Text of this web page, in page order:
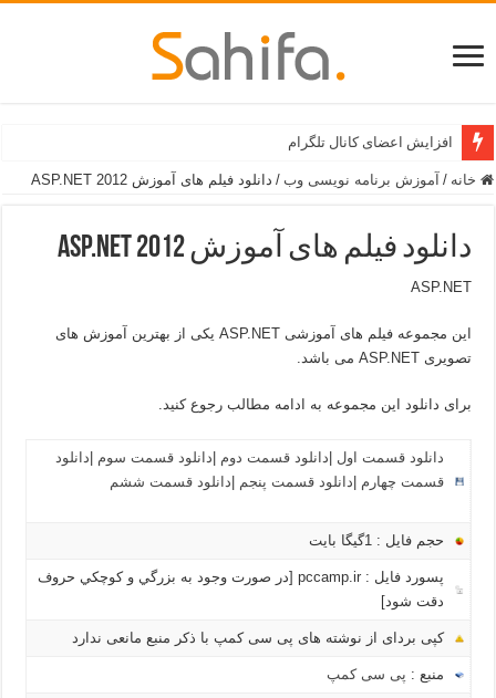
افزایش اعضای کانال تلگرام
خانه / آموزش برنامه نویسی وب / دانلود فیلم های آموزش ASP.NET 2012
دانلود فیلم های آموزش ASP.NET 2012
ASP.NET
این مجموعه فیلم های آموزشی ASP.NET یکی از بهترین آموزش های
تصویری ASP.NET می باشد.
برای دانلود این مجموعه به ادامه مطالب رجوع کنید.
دانلود قسمت اول|دانلود قسمت دوم|دانلود قسمت سوم|دانلود
قسمت چهارم|دانلود قسمت پنجم|دانلود قسمت ششم
حجم فایل : 1گیگا بايت
پسورد فایل : pccamp.ir [در صورت وجود به بزرگي و كوچكي حروف
دقت شود]
کپی بردای از نوشته های پی سی کمپ با ذکر منبع مانعی ندارد
منبع : پی سی کمپ